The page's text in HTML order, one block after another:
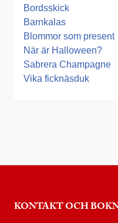
Bordsskick
Barnkalas
Blommor som present
När är Halloween?
Sabrera Champagne
Vika ficknäsduk
KONTAKT OCH